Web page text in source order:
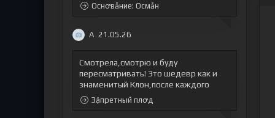
Оснꝍвẫние: Осмẫн
А 21.05.26
Смотрела,смотрю и буду
пересматривать! Это шедевр как и
знаменитый Клон,после каждого
Зặпретный плꝍд